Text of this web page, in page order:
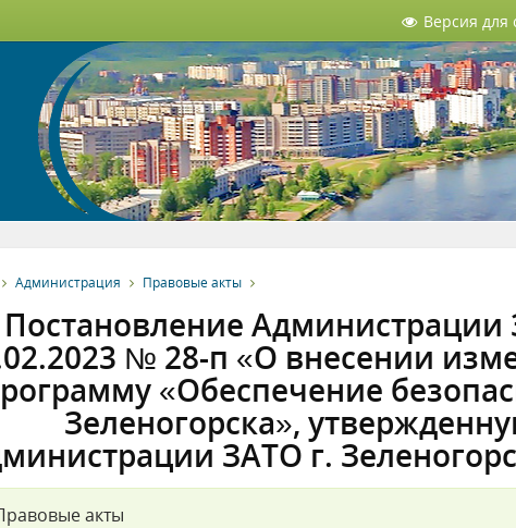
Версия для
Администрация Правовые акты
Постановление Администрации
№ 28-п «О внесении
«Обеспечение
Зеленогорска»,
ЗАТО г.
акты